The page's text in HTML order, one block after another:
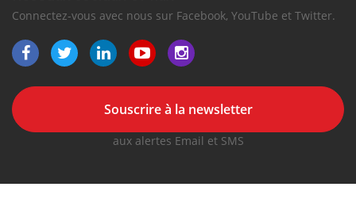
Connectez-vous avec nous sur Facebook, YouTube et Twitter.
Souscrire à la newsletter
aux alertes Email et SMS